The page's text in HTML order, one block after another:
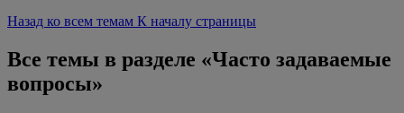
Назад ко всем темам К началу страницы
Все темы в разделе «Часто задаваемые
вопросы»